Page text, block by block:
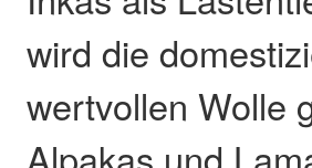
wird die
wertvollen Wolle